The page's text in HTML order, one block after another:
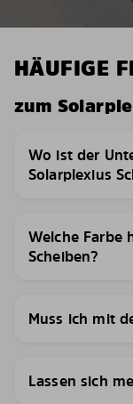
HÄUFIGE
zum
Wo ist der
Solarplexius
Welche Farbe
Scheiben?
Muss ich mit
Lassen sich